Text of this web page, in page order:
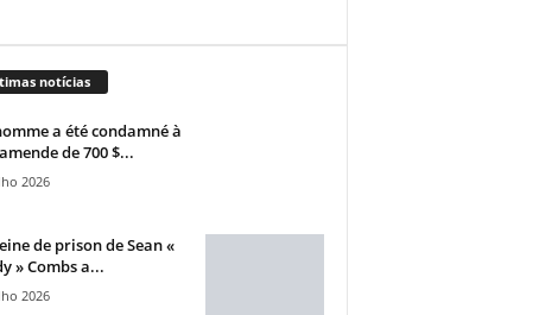
notícias
a été condamné à
de 700 $...
2026
de prison de Sean «
» Combs a...
2026